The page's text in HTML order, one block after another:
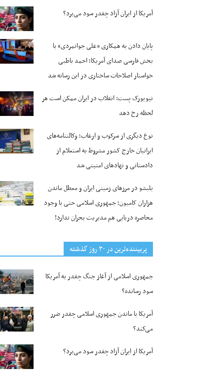
آمریکا از ایران آزاد چقدر سود می‌برد؟
پایان دادن به همکاری «علی جوانمردی» با
بخش فارسی صدای آمریکا؛ احمد باطبی
خواستار اصلاحات ساختاری در این رسانه شد
نیویورک پست: انقلاب در ایران ممکن است هر
لحظه رخ دهد
نوع دیگری از سرکوب و ارعاب؛ وکالتنامه‌های
ایرانیان خارج کشور مشروط به استعلام از
دادستانی و نهادهای امنیتی شد
بلبشو در مرزهای زمینی ایران و معطل ماندن
هزاران کامیون؛ جمهوری اسلامی حتی با وجود
محاصره دریایی هم مدیریت بحران ندارد!
پربیننده‌ترین‌ در ۳۰ روز گذشته
جمهوری اسلامی از آغاز جنگ چقدر به آمریکا
سود رسانده؟
آمریکا با ماندن جمهوری اسلامی چقدر ضرر
می‌کند؟
آمریکا از ایران آزاد چقدر سود می‌برد؟